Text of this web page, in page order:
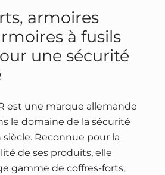
armoires
à fusils
une sécurité
est une marque allemande
le domaine de la sécurité
siècle. Reconnue pour la
de ses produits, elle
gamme de coffres-forts,